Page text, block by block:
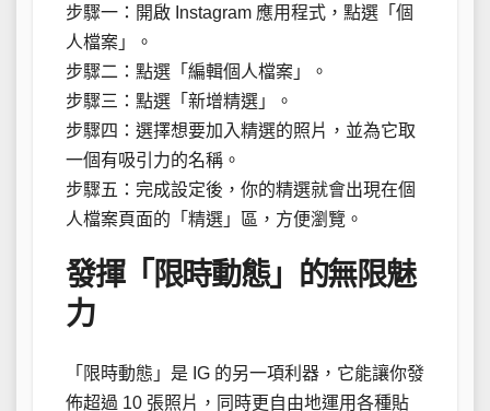
步驟一：開啟 Instagram 應用程式，點選「個
人檔案」。
步驟二：點選「編輯個人檔案」。
步驟三：點選「新增精選」。
步驟四：選擇想要加入精選的照片，並為它取
一個有吸引力的名稱。
步驟五：完成設定後，你的精選就會出現在個
人檔案頁面的「精選」區，方便瀏覽。
發揮「限時動態」的無限魅
力
「限時動態」是 IG 的另一項利器，它能讓你發
佈超過 10 張照片，同時更自由地運用各種貼